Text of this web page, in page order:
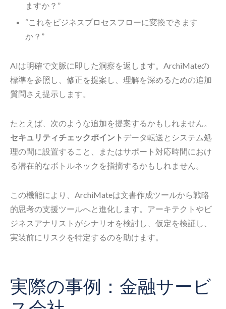
ますか？”
“これをビジネスプロセスフローに変換できます
か？”
AIは明確で文脈に即した洞察を返します。ArchiMateの
標準を参照し、修正を提案し、理解を深めるための追加
質問さえ提示します。
たとえば、次のような追加を提案するかもしれません。
セキュリティチェックポイント データ転送とシステム処
理の間に設置すること、またはサポート対応時間におけ
る潜在的なボトルネックを指摘するかもしれません。
この機能により、ArchiMateは文書作成ツールから戦略
的思考の支援ツールへと進化します。アーキテクトやビ
ジネスアナリストがシナリオを検討し、仮定を検証し、
実装前にリスクを特定するのを助けます。
実際の事例：金融サービ